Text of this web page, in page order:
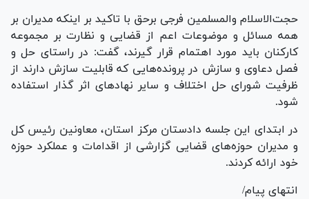
حجت‌الاسلام والمسلمین فرجی برحق با تاکید بر اینکه مدیران بر
همه مسائل و موضوعات اعم از قضایی و نظارت بر مجموعه
کارکنان باید مورد اهتمام قرار گیرند، گفت: در راستای حل و
فصل دعاوی و سازش در پرونده‌هایی که قابلیت سازش دارند از
ظرفیت شورای حل اختلاف و سایر نهاد‌های اثر گذار استفاده
شود.
در ابتدای این جلسه دادستان مرکز استان، معاونین رئیس کل
و مدیران حوزه‌های قضایی گزارشی از اقدامات و عملکرد حوزه
خود ارائه کردند.
انتهای پیام/